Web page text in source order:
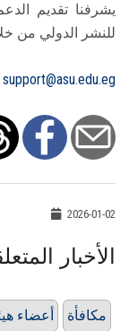
يشرفنا تقديم
للنشر الدولي من
support@asu.edu.eg
2026-01-02
الأخبار
أعضاء مكافأة